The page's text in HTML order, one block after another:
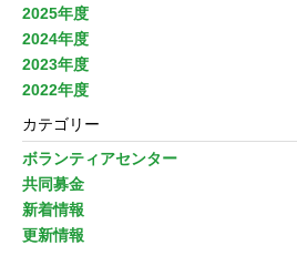
2025年度
2024年度
2023年度
2022年度
カテゴリー
ボランティアセンター
共同募金
新着情報
更新情報